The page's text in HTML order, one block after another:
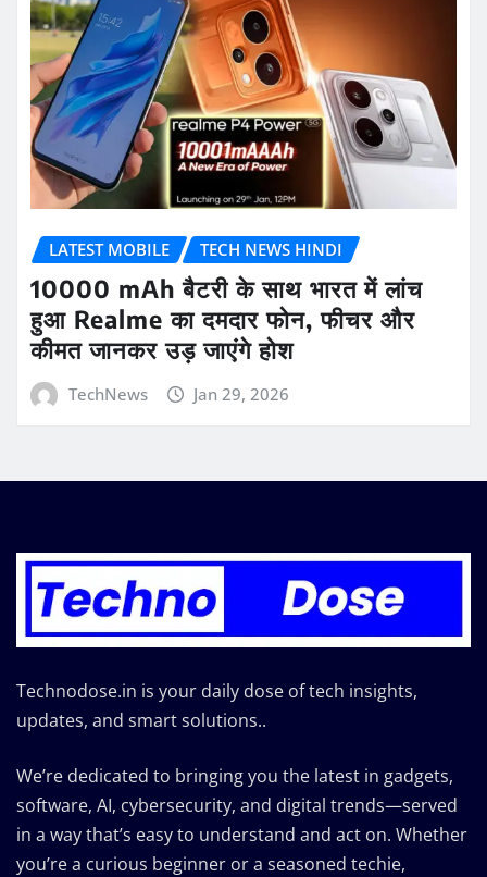
LATEST MOBILE TECH NEWS HINDI
10000 mAh बैटरी के साथ भारत में लांच
हुआ Realme का दमदार फोन, फीचर और
कीमत जानकर उड़ जाएंगे होश
TechNews Jan 29, 2026
Technodose.in is your daily dose of tech insights,
updates, and smart solutions..
We’re dedicated to bringing you the latest in gadgets,
software, AI, cybersecurity, and digital trends—served
in a way that’s easy to understand and act on. Whether
you’re a curious beginner or a seasoned techie,